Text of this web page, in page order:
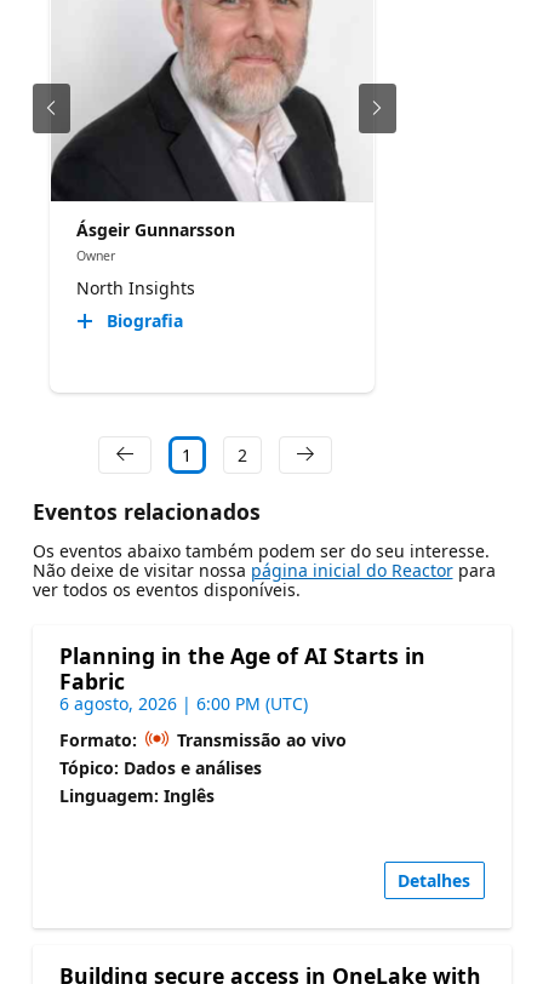
Ásgeir Gunnarsson
Owner
North Insights
Biografia
1 2
Eventos relacionados
Os eventos abaixo também podem ser do seu interesse.
Não deixe de visitar nossa página inicial do Reactorpara
ver todos os eventos disponíveis.
Planning in the Age of AI Starts in
Fabric
6 agosto, 2026 | 6:00 PM (UTC)
Formato:
Transmissão ao vivo
Tópico: Dados e análises
Linguagem: Inglês
Detalhes
Building secure access in OneLake with